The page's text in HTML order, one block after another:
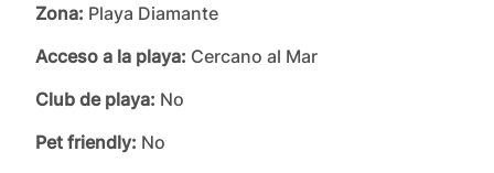
Zona: Playa Diamante
Acceso a la playa: Cercano al Mar
Club de playa: No
Pet friendly: No